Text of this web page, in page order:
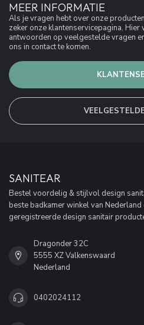
MEER INFORMATIE
Als je vragen hebt over onze
zeker onze klantenservicepagina.
antwoorden op veelgestelde vragen
ons in contact te komen.
SANITEAR
Bestel voordelig & stijlvol design
beste badkamer winkel van Nederland
geregistreerde design sanitair
Dragonder 32C
5555 XZ Valkenswaard
Nederland
0402024112